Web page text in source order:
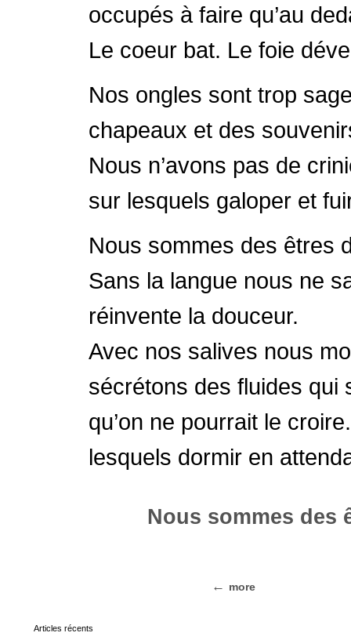
occupés à faire qu’au
Le coeur bat. Le foie
Nos ongles sont trop
chapeaux et des
Nous n’avons pas de
sur lesquels galoper et
Nous sommes des êtres
Sans la langue nous ne
réinvente la douceur.
Avec nos salives nous
sécrétons des fluides qui
qu’on ne pourrait le
lesquels dormir en
Nous sommes des
more
Articles récents